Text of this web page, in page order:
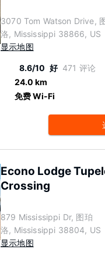
3070 Tom Watson Drive,
洛, Mississippi 38866, US
显示地图
8.6/10 好 471 评论
24.0 km
免费 Wi-Fi
Econo Lodge
Crossing
879 Mississippi Dr, 图珀
洛, Mississippi 38804, US
显示地图